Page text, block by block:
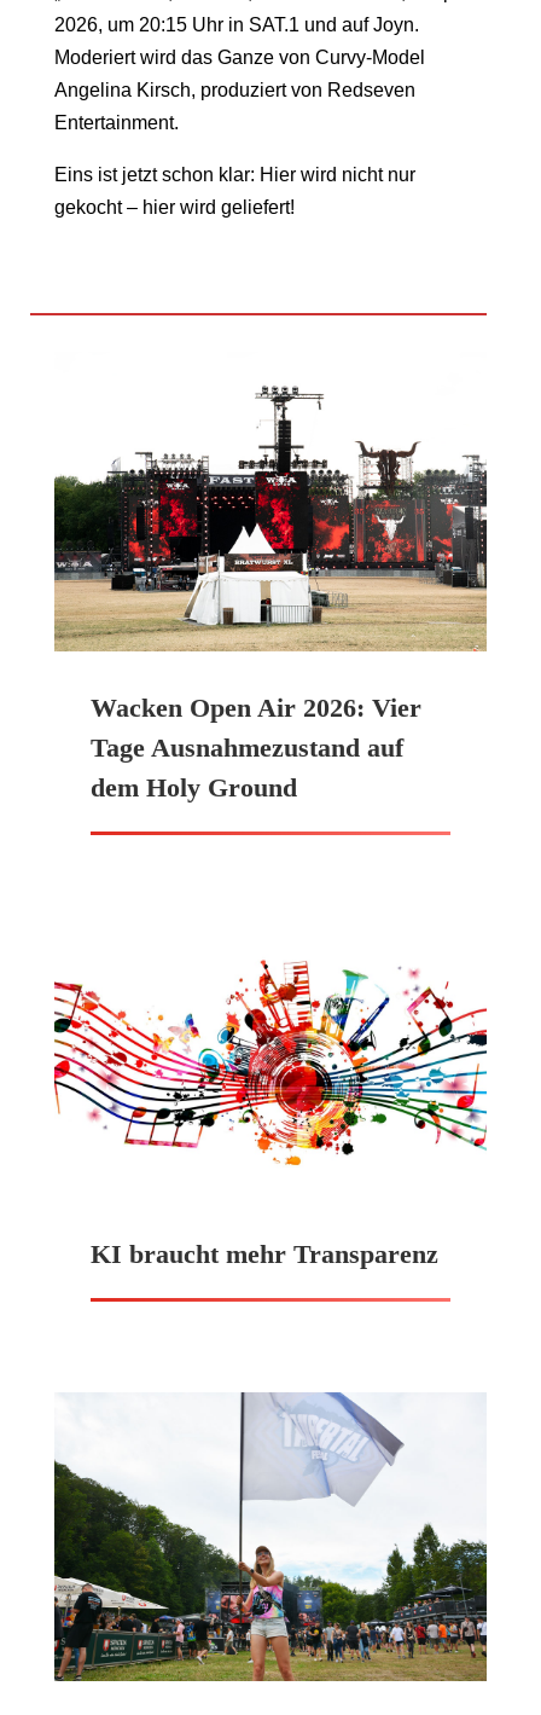
2026, um 20:15 Uhr in SAT.1 und auf Joyn.
Moderiert wird das Ganze von Curvy-Model
Angelina Kirsch, produziert von Redseven
Entertainment.
Eins ist jetzt schon klar: Hier wird nicht nur
gekocht – hier wird geliefert!
Wacken Open Air 2026: Vier
Tage Ausnahmezustand auf
dem Holy Ground
KI braucht mehr Transparenz